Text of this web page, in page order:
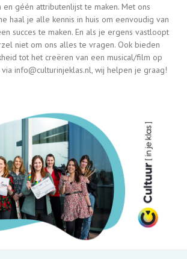
géén attributenlijst te maken. Met ons
haal je alle kennis in huis om eenvoudig van
succes te maken. En als je ergens vastloopt
niet om ons alles te vragen. Ook bieden
tot het creëren van een musical/film op
info@culturinjeklas.nl, wij helpen je graag!